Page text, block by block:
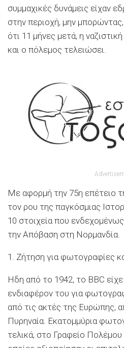
συμμαχικές δυνάμεις είχαν
στην περιοχή, μην
ότι 11 μήνες μετά, η
και ο πόλεμος τελειώσει.
Με αφορμή την 75η επέτειο
τον ρου της παγκόσμιας
10 στοιχεία που
την Απόβαση στη Νορμανδία.
1. Ζήτηση για φωτογραφίες
Ηδη από το 1942, το BBC
ενδιαφέρον του για
από τις ακτές της Ευρώπης,
Πυρηναία. Εκατομμύρια
τελικά, στο Γραφείο Πολέμου